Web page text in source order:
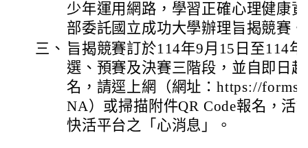
少年運用網路，學習正確心理健康
部委託國立成功大學辦理旨揭競賽。
三、 旨揭競賽訂於114年9月15日至114
選、預賽及決賽三階段，並自即日
名，請逕上網（網址：https://
NA）或掃描附件QR Code報名，活
快活平台之「心消息」。